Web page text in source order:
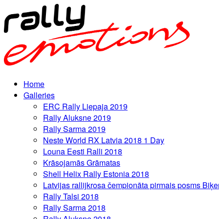
Home
Galleries
ERC Rally Liepaja 2019
Rally Aluksne 2019
Rally Sarma 2019
Neste World RX Latvia 2018 1 Day
Louna Eesti Ralli 2018
Krāsojamās Grāmatas
Shell Helix Rally Estonia 2018
Latvijas rallijkrosa čempionāta pirmais posms
Rally Talsi 2018
Rally Sarma 2018